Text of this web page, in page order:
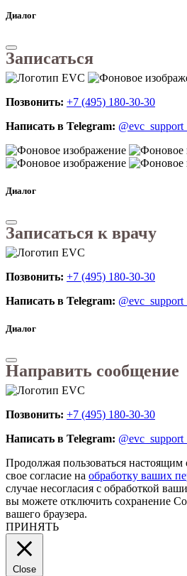
Диалог
Записаться
Позвонить: +7 (495) 180-30-30
Написать в Telegram:
Диалог
Записаться к врачу
Позвонить: +7 (495) 180-30-30
Написать в Telegram:
Диалог
Направить сообщение
Позвонить: +7 (495) 180-30-30
Написать в Telegram:
Продолжая пользоваться
свое согласие на обработку ваших
случае несогласия с обработкой
вы можете отключить сохранение
вашего браузера.
ПРИНЯТЬ
Close